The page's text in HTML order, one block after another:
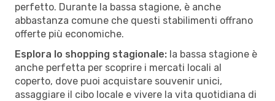
perfetto. Durante la bassa stagione, è anche
abbastanza comune che questi stabilimenti offrano
offerte più economiche.
Esplora lo shopping stagionale: la bassa stagione è
anche perfetta per scoprire i mercati locali al
coperto, dove puoi acquistare souvenir unici,
assaggiare il cibo locale e vivere la vita quotidiana di